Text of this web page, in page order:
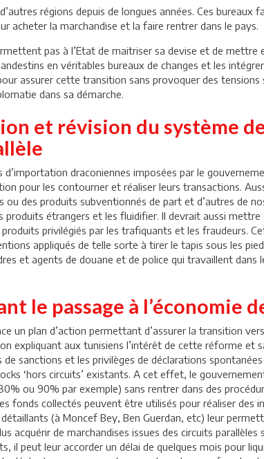
régions depuis de longues années. Ces bureaux
acheter la marchandise et la faire rentrer dans le pays.
pas à l’Etat de maitriser sa devise et de mettre
en véritables bureaux de changes et les
assurer cette transition sans provoquer des tensions
dans sa démarche.
et révision du système
draconiennes imposées par le
pour les contourner et réaliser leurs transactions.
des produits subventionnés de part et d’autres de
étrangers et les fluidifier. Il devrait aussi mettre
privilégiés par les trafiquants et les fraudeurs.
appliqués de telle sorte à tirer le tapis sous les
et agents de douane et de police qui travaillent dans
le passage à l’économie
un plan d’action permettant d’assurer la transition
expliquant aux tunisiens l’intérêt de cette réforme
sanctions et les privilèges de déclarations
‘hors circuits’ existants. A cet effet, le
ou 90% par exemple) sans rentrer dans des
fonds collectés peuvent être utilisés pour réaliser des
(à Moncef Bey, Ben Guerdan, etc) leur
acquérir de marchandises issues des circuits
il peut leur accorder un délai de quelques mois pour